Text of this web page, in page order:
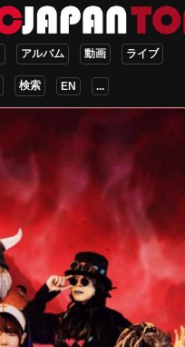
アルバム 動画 ライブ
検索 EN ...